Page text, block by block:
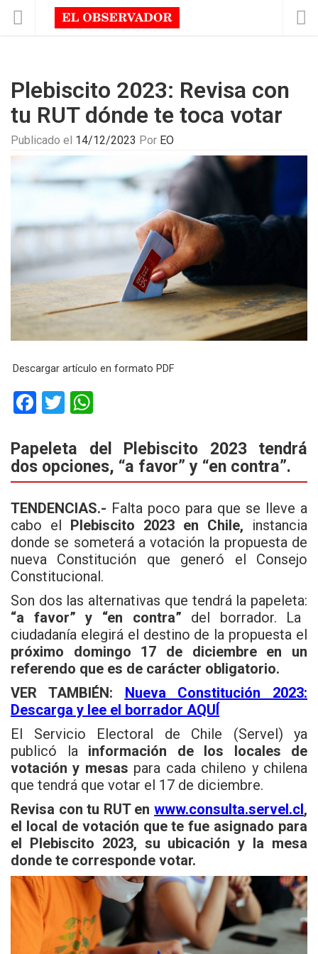
Plebiscito 2023: Revisa con
tu RUT dónde te toca votar
Publicado el 14/12/2023 Por EO
Descargar artículo en formato PDF
F
ce
b
o
k
T
tt
er
at
s
p
p
Papeleta del Plebiscito 2023 tendrá
dos opciones, “a favor” y “en contra”.
TENDENCIAS.- Falta poco para que se lleve a
cabo el Plebiscito 2023 en Chile, instancia
donde se someterá a votación la propuesta de
nueva Constitución que generó el Consejo
Constitucional.
Son dos las alternativas que tendrá la papeleta:
“a favor” y “en contra” del borrador. La
ciudadanía elegirá el destino de la propuesta el
próximo domingo 17 de diciembre en un
referendo que es de carácter obligatorio.
VER TAMBIÉN: Nueva Constitución 2023:
Descarga y lee el borrador AQUÍ
El Servicio Electoral de Chile (Servel) ya
publicó la información de los locales de
votación y mesas para cada chileno y chilena
que tendrá que votar el 17 de diciembre.
Revisa con tu RUT en www.consulta.servel.cl,
el local de votación que te fue asignado para
el Plebiscito 2023, su ubicación y la mesa
donde te corresponde votar.